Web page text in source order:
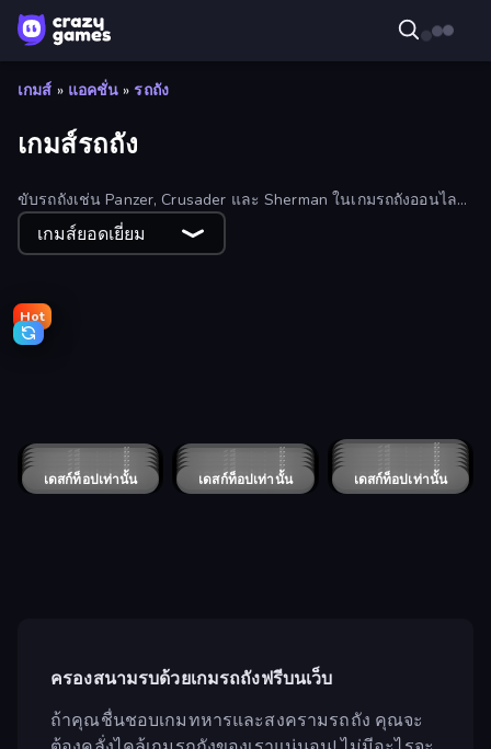
เกมส์ » แอคชั่น » รถถัง
เกมส์รถถัง
ขับรถถังเช่น Panzer, Crusader และ Sherman ในเกมรถถังออนไลน์
ฟรีเหล่านี้
เกมส์ยอดเยี่ยม
Hot
Armor Path
Clash of Tanks Laser Tanks Tanks Merge
Operation Desert Road Tanks of the Galaxy Tank Battle: War Commander
Blocky Tank 3D Rocket Bot Royale War Machine Clash
Tanky.io Tanks vs Zombies: Tank Battle เดสก์ท็อปเท่านั้น
Derby Crash 4
เดสก์ท็อปเท่านั้น เดสก์ท็อปเท่านั้น
Derby Crash 5 เดสก์ท็อปเท่านั้น
Derby Crash 2
เดสก์ท็อปเท่านั้น
Derby Crash 3 เดสก์ท็อปเท่านั้น Car Crash Simulator Royale เดสก์ท็อปเท่านั้น
Call of Tanks
เดสก์ท็อปเท่านั้น
Tank Merge Royal เดสก์ท็อปเท่านั้น
Secret Agent James เดสก์ท็อปเท่านั้น Tanks Battlefield: Desert
เดสก์ท็อปเท่านั้น Blocky Demolition Derby เดสก์ท็อปเท่านั้น
Tanko.io เดสก์ท็อปเท่านั้น
Tankgank
เดสก์ท็อปเท่านั้น Gangster Vegas Grand City เดสก์ท็อปเท่านั้น
Tank Evolution เดสก์ท็อปเท่านั้น
เดสก์ท็อปเท่านั้น
Guns vs Zombies เดสก์ท็อปเท่านั้น
Blitz Tanks เดสก์ท็อปเท่านั้น
Plated Glory
ครองสนามรบด้วยเกมรถถังฟรีบนเว็บ
ถ้าคุณชื่นชอบเกมทหารและสงครามรถถัง คุณจะ